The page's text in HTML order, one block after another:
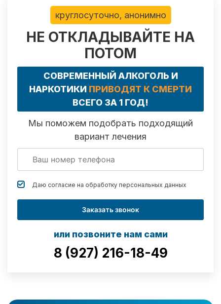
круглосуточно, анонимно
НЕ ОТКЛАДЫВАЙТЕ НА
ПОТОМ
СОВРЕМЕННЫЙ АЛКОГОЛЬ И
НАРКОТИКИ ПРИВОДЯТ К СМЕРТИ
ВСЕГО ЗА 1 ГОД!
Мы поможем подобрать подходящий
вариант лечения
Даю согласие на обработку персональных данных
Заказать звонок
или позвоните нам сами
8 (927) 216-18-49